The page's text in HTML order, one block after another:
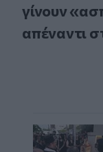
γίνουν
απέναντι